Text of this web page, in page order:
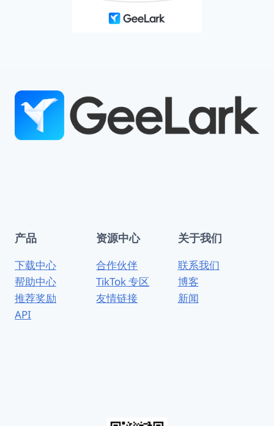
产品
下载中心
帮助中心
推荐奖励
API
资源中心
合作伙伴
TikTok 专区
友情链接
关于我们
联系我们
博客
新闻